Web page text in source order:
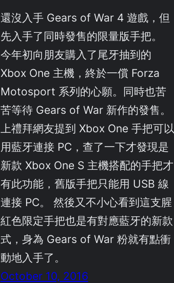
還沒入手 Gears of War 4 遊戲，但
先入手了同時發售的限量版手把。
今年初向朋友購入了尾牙抽到的
Xbox One 主機，終於一償 Forza
Motosport 系列的心願。同時也苦
苦等待 Gears of War 新作的發售。
上禮拜網友提到 Xbox One 手把可以
用藍牙連接 PC，查了一下才發現是
新款 Xbox One S 主機搭配的手把才
有此功能，舊版手把只能用 USB 線
連接 PC。 然後又不小心看到這支腥
紅色限定手把也是有對應藍牙的新款
式，身為 Gears of War 粉就有點衝
動地入手了。
October 10, 2016